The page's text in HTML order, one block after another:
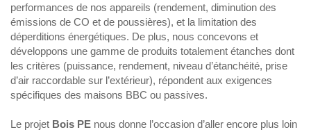
performances de nos appareils (rendement, diminution des
émissions de CO et de poussières), et la limitation des
déperditions énergétiques. De plus, nous concevons et
développons une gamme de produits totalement étanches dont
les critères (puissance, rendement, niveau d’étanchéité, prise
d’air raccordable sur l’extérieur), répondent aux exigences
spécifiques des maisons BBC ou passives.
Le projet Bois PE nous donne l’occasion d’aller encore plus loin